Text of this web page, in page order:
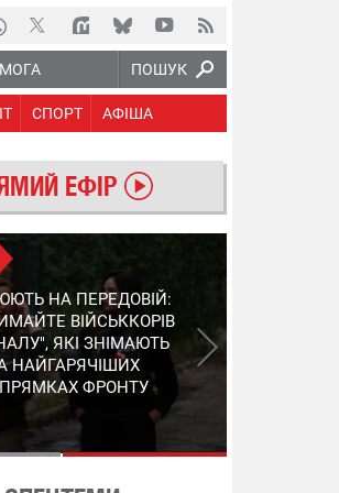
ПОШУК
СПОРТ АФІША
ЕФІР
ВОРОЖИМ
ТА FPV: ЯК
STEP-3
ПРАВИЛА ГРИ –
ПРО
НА ПЕРЕДОВІЙ:
ВІЙСЬККОРІВ
ЯКІ ЗНІМАЮТЬ
НАЙГАРЯЧІШИХ
ФРОНТУ